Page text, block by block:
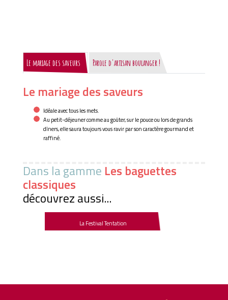
Le mariage des saveurs Parole d'artisan boulanger !
Le mariage des saveurs
Idéale avec tous les mets.
Au petit-déjeuner comme au goûter, sur le pouce ou lors de grands
dîners, elle saura toujours vous ravir par son caractère gourmand et
raffiné.
Dans la gamme Les baguettes
classiques
découvrez aussi...
La Festival Tentation